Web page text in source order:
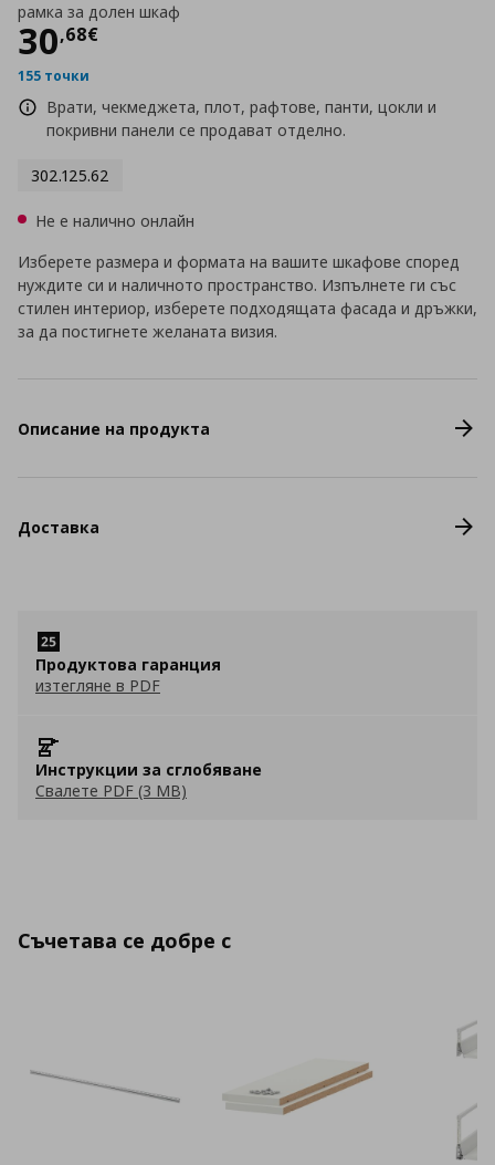
рамка за долен шкаф
30,68€
Цена
155 точки
Врати, чекмеджета, плот, рафтове, панти, цокли и
покривни панели се продават отделно.
302.125.62
Не е налично онлайн
Изберете размера и формата на вашите шкафове според
нуждите си и наличното пространство. Изпълнете ги със
стилен интериор, изберете подходящата фасада и дръжки,
за да постигнете желаната визия.
Описание на продукта
Доставка
Продуктова гаранция
изтегляне в PDF
Инструкции за сглобяване
Свалете PDF (3 MB)
Съчетава се добре с